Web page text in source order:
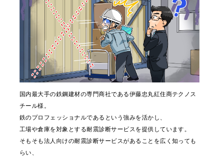
国内最大手の鉄鋼建材の専門商社である伊藤忠丸紅住商テクノス
チール様。
鉄のプロフェッショナルであるという強みを活かし、
工場や倉庫を対象とする耐震診断サービスを提供しています。
そもそも法人向けの耐震診断サービスがあることを広く知っても
らい、